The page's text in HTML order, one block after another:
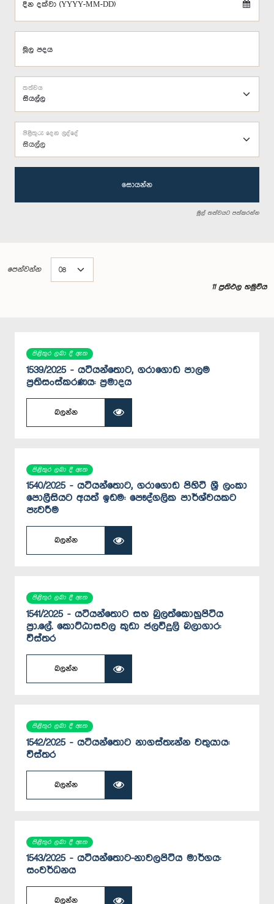
දින දක්වා (YYYY-MM-DD)
මූල පදය
තත්වය
සියල්ල
පිළිතුරු දෙන ලද්දේ
සොයන්න
මුල් තත්වයට පත්කරන්න
පෙන්වන්න
11 ප්‍රතිඵල හමුවිය
පිළිතුර ලබා දී ඇත
1539/2025 - යටියන්තොට, ගරාගොඩ පාලම
ප්‍රතිසංස්කරණය: ප්‍රමාදය
බලන්න
පිළිතුර ලබා දී ඇත
1540/2025 - යටියන්තොට, ගරාගොඩ පිහිටි ශ්‍රී ලංකා
පොලීසියට අයත් ඉඩම: පෞද්ගලික පාර්ශ්වයකට
පැවරීම
බලන්න
පිළිතුර ලබා දී ඇත
1541/2025 - යටියන්තොට සහ බුලත්කොහුපිටිය
ප්‍රා.ලේ. කොට්ඨාසවල කුඩා ජලවිදුලි බලාගාර:
විස්තර
බලන්න
පිළිතුර ලබා දී ඇත
1542/2025 - යටියන්තොට නාගස්තැන්න වතුයාය:
විස්තර
බලන්න
පිළිතුර ලබා දී ඇත
1543/2025 - යටියන්තොට-නාවලපිටිය මාර්ගය:
සංවර්ධනය
බලන්න